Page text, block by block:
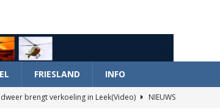
FRIESLAND INFO
brengt verkoeling in Leek(Video)
NIEUWS